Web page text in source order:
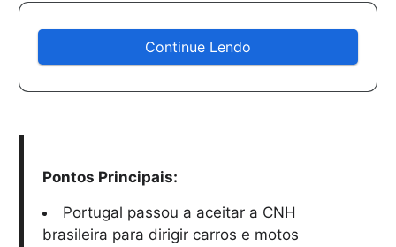
Continue Lendo
Pontos Principais:
Portugal passou a aceitar a CNH
brasileira para dirigir carros e motos